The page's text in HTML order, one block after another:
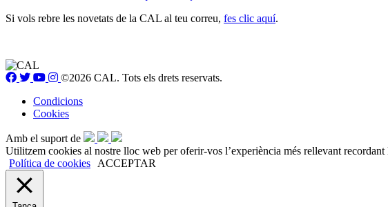
Si vols rebre les novetats de la CAL al teu correu, fes clic aquí.
©2026 CAL. Tots els drets reservats.
Condicions
Cookies
Amb el suport de
Utilitzem cookies al nostre lloc web per oferir-vos l’experiència més rellevant
Política de cookies
ACCEPTAR